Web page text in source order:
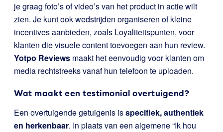
je graag foto’s of video’s van het product in actie wilt
zien. Je kunt ook wedstrijden organiseren of kleine
incentives aanbieden, zoals Loyaliteitspunten, voor
klanten die visuele content toevoegen aan hun review.
Yotpo Reviews maakt het eenvoudig voor klanten om
media rechtstreeks vanaf hun telefoon te uploaden.
Wat maakt een testimonial overtuigend?
Een overtuigende getuigenis isspecifiek, authentiek
en herkenbaar. In plaats van een algemene “Ik hou